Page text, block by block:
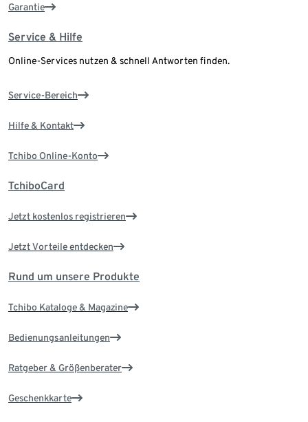
Garantie
Service & Hilfe
Online-Services nutzen & schnell Antworten finden.
Service-Bereich
Hilfe & Kontakt
Tchibo Online-Konto
TchiboCard
Jetzt kostenlos registrieren
Jetzt Vorteile entdecken
Rund um unsere Produkte
Tchibo Kataloge & Magazine
Bedienungsanleitungen
Ratgeber & Größenberater
Geschenkkarte